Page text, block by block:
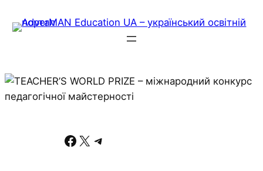
Facebook X Telegram